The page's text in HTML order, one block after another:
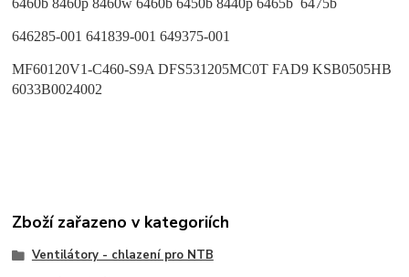
6460b 8460p 8460w 6460b 6450b 8440p 6465b 6475b
646285-001 641839-001 649375-001
MF60120V1-C460-S9A DFS531205MC0T FAD9 KSB0505HB
6033B0024002
Zboží zařazeno v kategoriích
Ventilátory - chlazení pro NTB